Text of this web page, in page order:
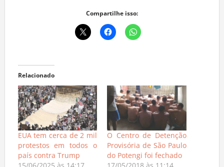
Compartilhe isso:
Relacionado
EUA tem cerca de 2 mil
protestos em todos o
país contra Trump
O Centro de Detenção
Provisória de São Paulo
do Potengi foi fechado